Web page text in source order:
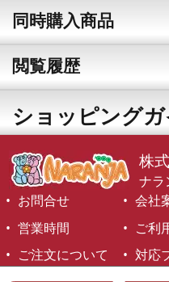
同時購入商品
閲覧履歴
ショッピング
株
ナラ
お問合せ
会社
営業時間
ご利
ご注文について
対応
©1999-2026